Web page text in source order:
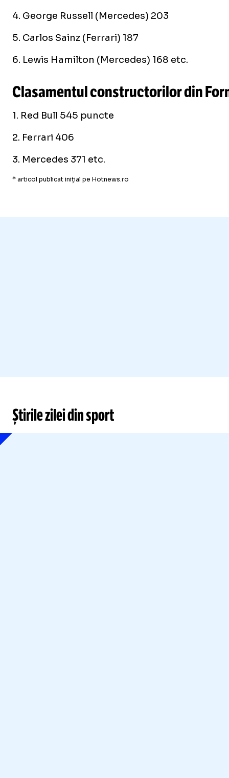
4. George Russell (Mercedes) 203
5. Carlos Sainz (Ferrari) 187
6. Lewis Hamilton (Mercedes) 168 etc.
Clasamentul constructorilor din
1. Red Bull 545 puncte
2. Ferrari 406
3. Mercedes 371 etc.
* articol publicat inițial pe Hotnews.ro
Știrile zilei din sport